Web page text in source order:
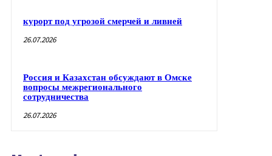
курорт под угрозой смерчей и ливней
26.07.2026
Россия и Казахстан обсуждают в Омске
вопросы межрегионального
сотрудничества
26.07.2026